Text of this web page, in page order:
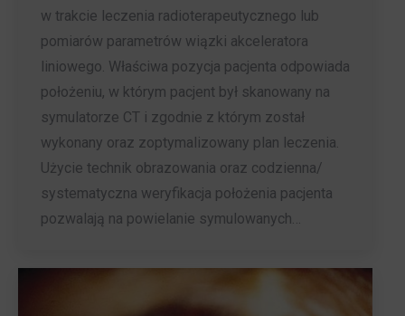
w trakcie leczenia radioterapeutycznego lub
pomiarów parametrów wiązki akceleratora
liniowego. Właściwa pozycja pacjenta odpowiada
położeniu, w którym pacjent był skanowany na
symulatorze CT i zgodnie z którym został
wykonany oraz zoptymalizowany plan leczenia.
Użycie technik obrazowania oraz codzienna/
systematyczna weryfikacja położenia pacjenta
pozwalają na powielanie symulowanych…